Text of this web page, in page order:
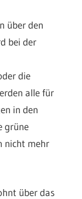
über den
bei der
die
alle für
in den
grüne
nicht mehr
über das